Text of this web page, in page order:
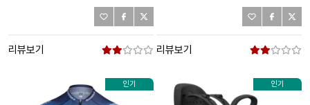
리뷰보기 리뷰보기
인기 인기